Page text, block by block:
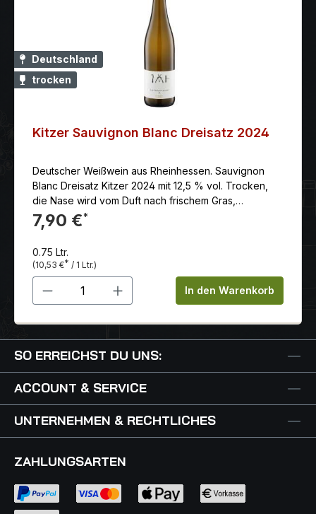
Deutschland
trocken
Kitzer Sauvignon Blanc Dreisatz 2024
Deutscher Weißwein aus Rheinhessen. Sauvignon
Blanc Dreisatz Kitzer 2024 mit 12,5 % vol. Trocken,
die Nase wird vom Duft nach frischem Gras,
aromatischen Holunderblüten, reifen Stachelbeeren,
Pfirsich und Basilikum verwöhnt.
7,90 €*
0.75 Ltr.
(10,53 €* / 1 Ltr.)
Produkt Anzahl: Gib denIn den Warenkorb
SO ERREICHST DU UNS:
ACCOUNT & SERVICE
UNTERNEHMEN & RECHTLICHES
ZAHLUNGSARTEN